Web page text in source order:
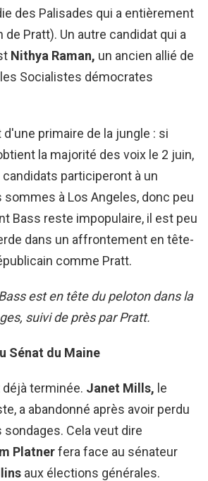
des Palisades qui a entièrement
Pratt). Un autre candidat qui a
Nithya Raman, un ancien allié de
Socialistes démocrates
primaire de la jungle : si
la majorité des voix le 2 juin,
participeront à un
à Los Angeles, donc peu
Bass reste impopulaire, il est peu
dans un affrontement en tête-
comme Pratt.
est en tête du peloton dans la
suivi de près par Pratt.
Sénat du Maine
terminée. Janet Mills, le
a abandonné après avoir perdu
sondages. Cela veut dire
Platnerfera face au sénateur
aux élections générales.